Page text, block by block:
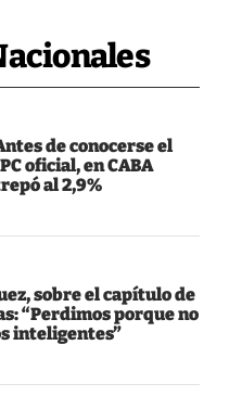
de conocerse el
oficial, en CABA
al 2,9%
sobre el capítulo de
“Perdimos porque no
inteligentes”